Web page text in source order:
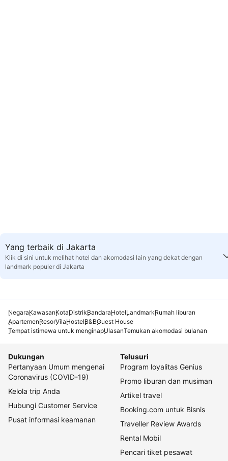
Yang terbaik di Jakarta
Klik di sini untuk melihat hotel dan akomodasi lain yang dekat dengan
landmark populer di Jakarta
NegaraKawasanKotaDistrikBandaraHotelLandmarkRumah liburan
ApartemenResorVilaHostelB&BGuest House
Tempat istimewa untuk menginapUlasanTemukan akomodasi bulanan
Dukungan
Pertanyaan Umum mengenai
Coronavirus (COVID-19)
Kelola trip Anda
Hubungi Customer Service
Pusat informasi keamanan
Telusuri
Program loyalitas Genius
Promo liburan dan musiman
Artikel travel
Booking.com untuk Bisnis
Traveller Review Awards
Rental Mobil
Pencari tiket pesawat